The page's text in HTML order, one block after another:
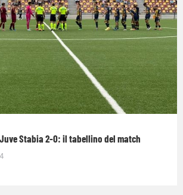
Stabia 2-0: il tabellino del match